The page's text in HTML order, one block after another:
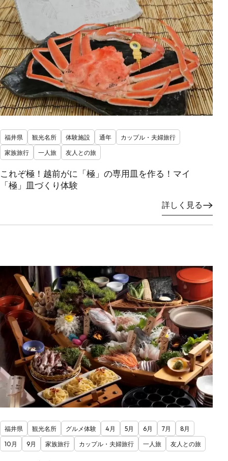
福井県 観光名所 体験施設 通年
カップル・夫婦旅行
家族旅行
一人旅 友人との旅
これぞ極！越前がに「極」の専用皿を作る！マイ
「極」皿づくり体験
詳しく見る
福井県 観光名所 グルメ体験 4月 5月 6月 7月
8月
10月
9月 家族旅行 カップル・夫婦旅行 一人旅 友人との旅